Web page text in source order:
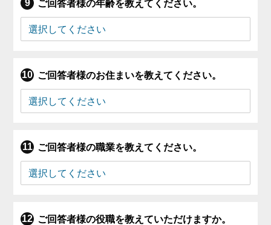
ご回答者様の年齢を教えてください。
ご回答者様のお住まいを教えてください。
ご回答者様の職業を教えてください。
ご回答者様の役職を教えていただけますか。